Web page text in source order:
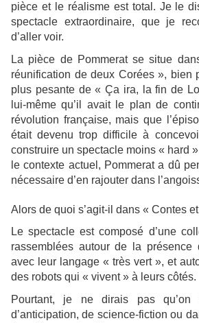
pièce et le réalisme est total. Je le
spectacle extraordinaire, que je
d’aller voir.
La pièce de Pommerat se situe
réunification de deux Corées », bien
plus pesante de « Ça ira, la fin de
lui-même qu’il avait le plan de
révolution française, mais que
était devenu trop difficile à
construire un spectacle moins « hard
le contexte actuel, Pommerat a dû
nécessaire d’en rajouter dans
Alors de quoi s’agit-il dans « Contes
Le spectacle est composé d’une
rassemblées autour de la présence
avec leur langage « très vert », et
des robots qui « vivent » à leurs côtés.
Pourtant, je ne dirais pas
d’anticipation, de science-fiction ou